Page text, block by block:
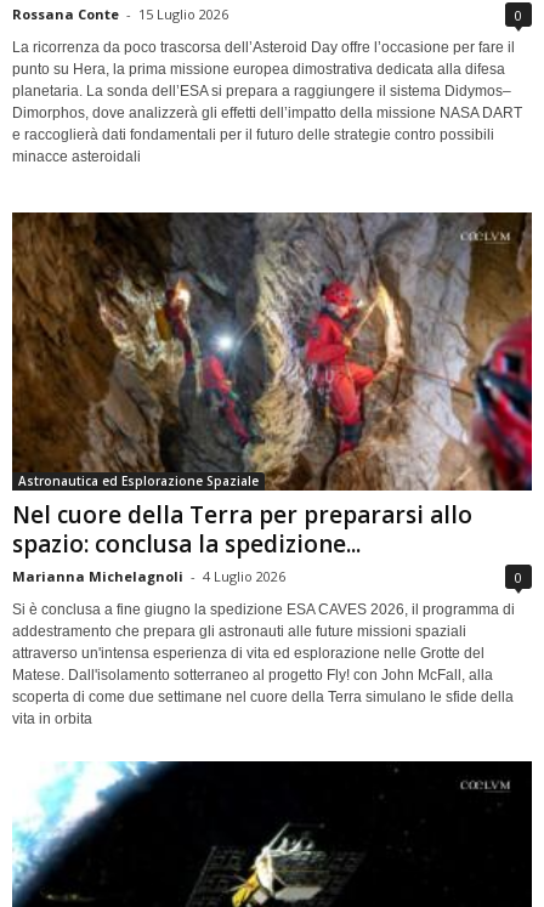
Rossana Conte - 15 Luglio 2026 0
La ricorrenza da poco trascorsa dell’Asteroid Day offre l’occasione per fare il
punto su Hera, la prima missione europea dimostrativa dedicata alla difesa
planetaria. La sonda dell’ESA si prepara a raggiungere il sistema Didymos–
Dimorphos, dove analizzerà gli effetti dell’impatto della missione NASA DART
e raccoglierà dati fondamentali per il futuro delle strategie contro possibili
minacce asteroidali
Astronautica ed Esplorazione Spaziale
Nel cuore della Terra per prepararsi allo
spazio: conclusa la spedizione...
Marianna Michelagnoli - 4 Luglio 2026 0
Si è conclusa a fine giugno la spedizione ESA CAVES 2026, il programma di
addestramento che prepara gli astronauti alle future missioni spaziali
attraverso un'intensa esperienza di vita ed esplorazione nelle Grotte del
Matese. Dall'isolamento sotterraneo al progetto Fly! con John McFall, alla
scoperta di come due settimane nel cuore della Terra simulano le sfide della
vita in orbita